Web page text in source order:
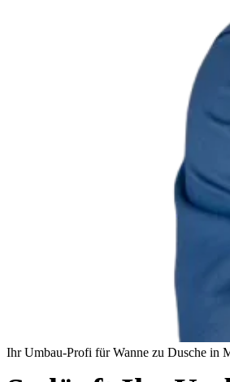
Ihr Umbau-Profi für Wanne zu Dusche in